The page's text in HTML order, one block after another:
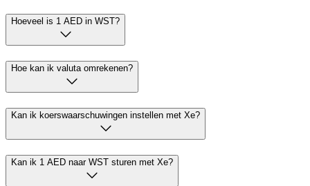
Hoeveel is 1 AED in WST?
Hoe kan ik valuta omrekenen?
Kan ik koerswaarschuwingen instellen met Xe?
Kan ik 1 AED naar WST sturen met Xe?